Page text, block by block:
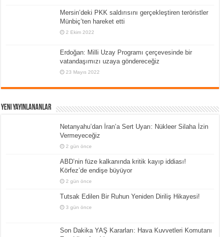
Mersin’deki PKK saldırısını gerçekleştiren teröristler
Münbiç’ten hareket etti
2 Ekim 2022
Erdoğan: Milli Uzay Programı çerçevesinde bir
vatandaşımızı uzaya göndereceğiz
23 Mayıs 2022
Yeni Yayınlananlar
Netanyahu’dan İran’a Sert Uyarı: Nükleer Silaha İzin
Vermeyeceğiz
2 gün önce
ABD’nin füze kalkanında kritik kayıp iddiası!
Körfez’de endişe büyüyor
2 gün önce
Tutsak Edilen Bir Ruhun Yeniden Diriliş Hikayesi!
3 gün önce
Son Dakika YAŞ Kararları: Hava Kuvvetleri Komutanı